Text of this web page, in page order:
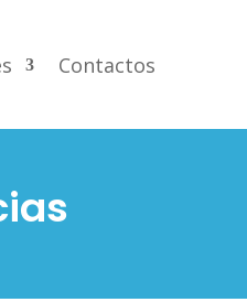
Contactos